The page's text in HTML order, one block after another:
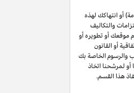
أو انتهاكك لهذه
والتكاليف
موقعك أو تطويره أو
أو القانون
والرسوم الخاصة بك
لمرشحنا اتخاذ
هذا القسم.